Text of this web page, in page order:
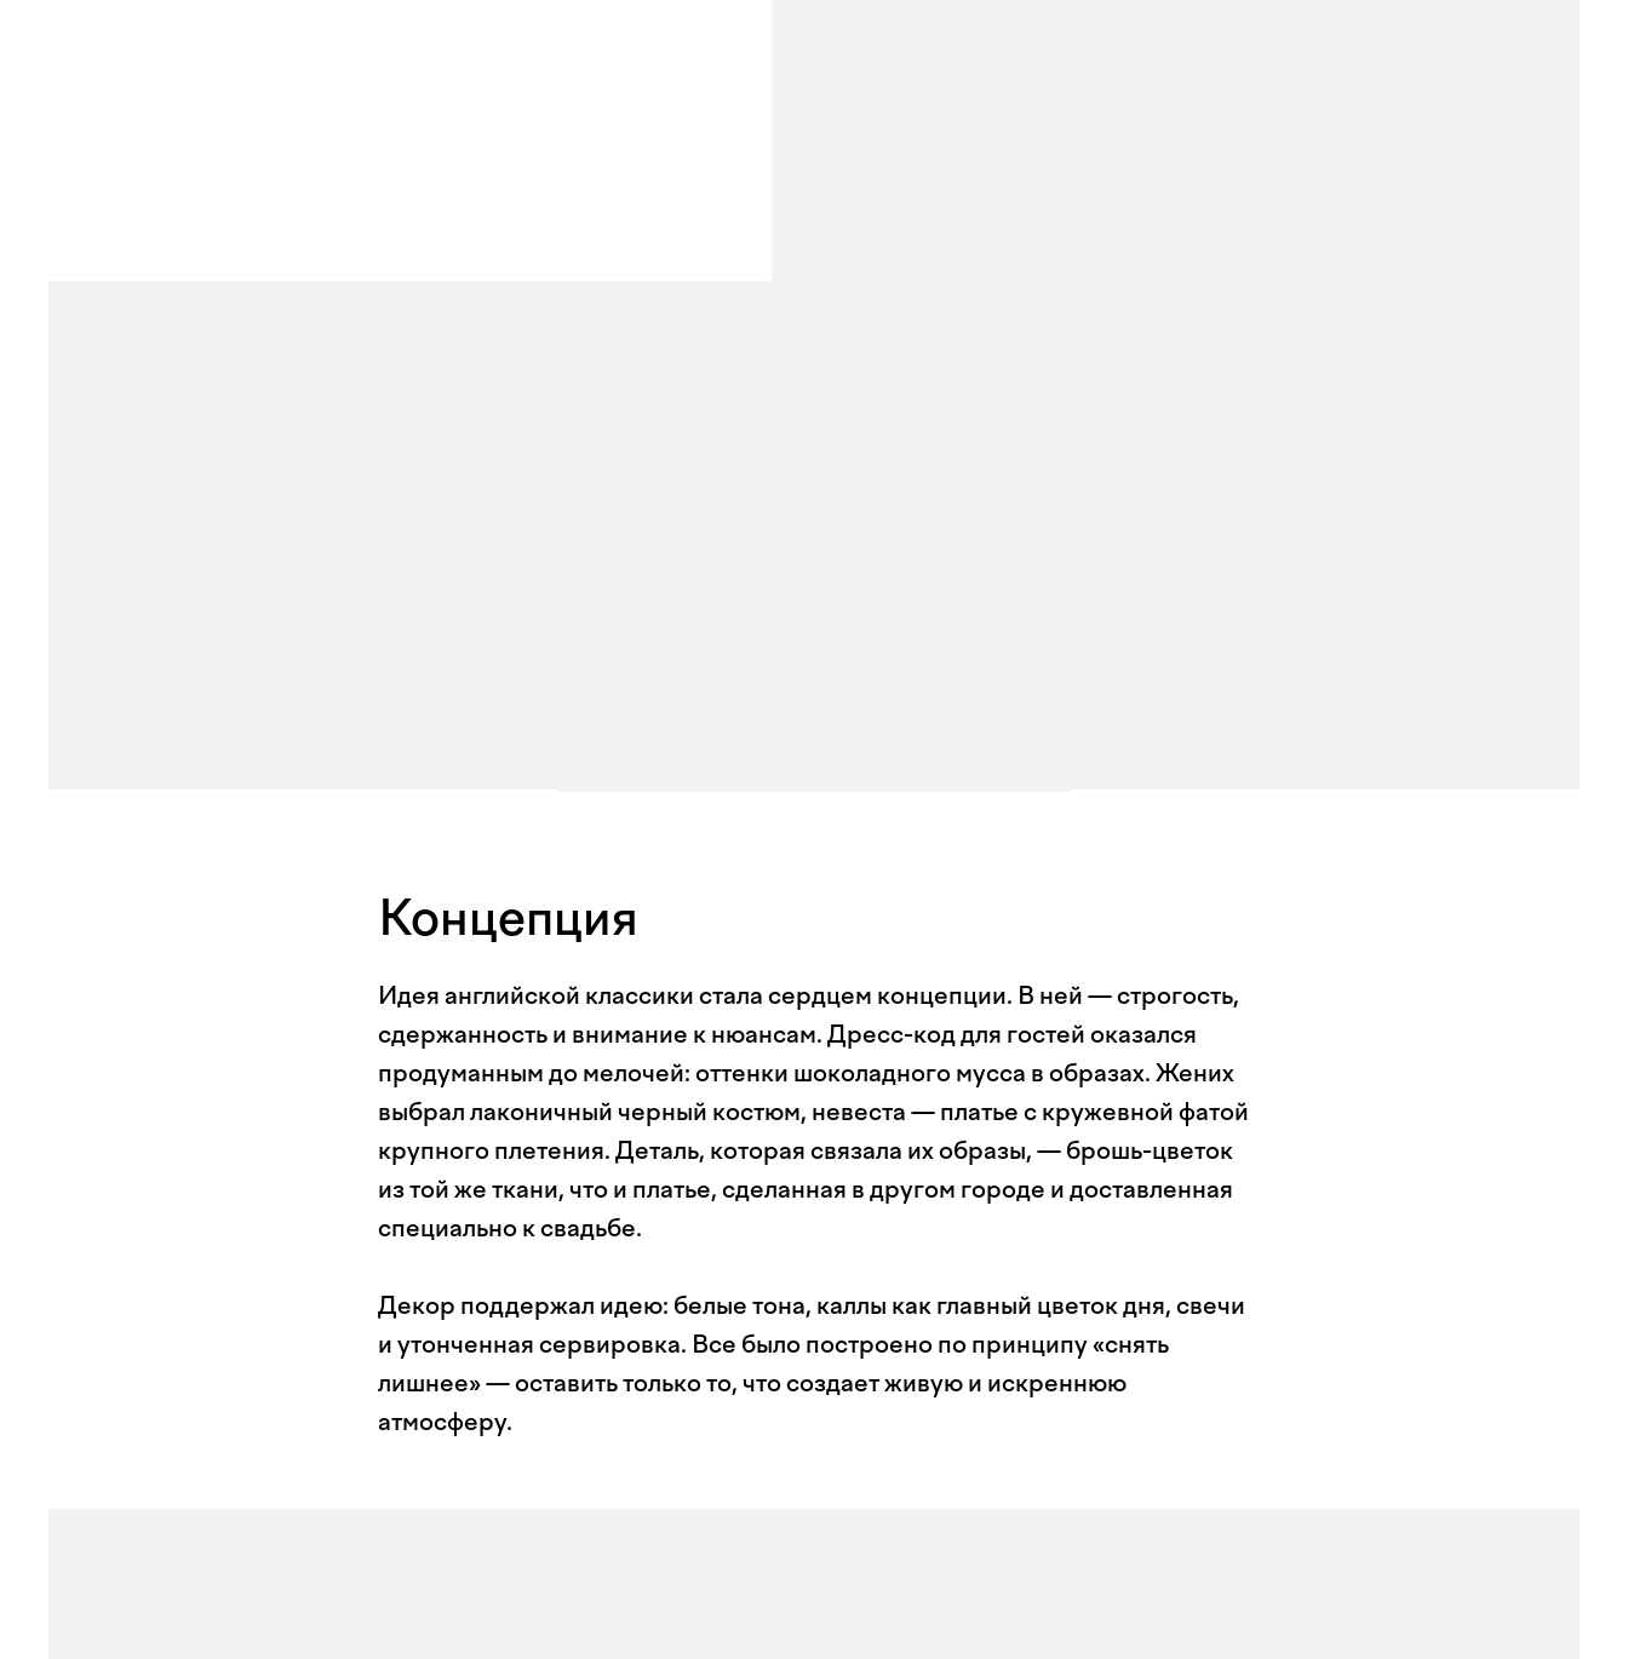
Концепция
Идея английской классики стала сердцем концепции. В ней — строгость,
сдержанность и внимание к нюансам. Дресс-код для гостей оказался
продуманным до мелочей: оттенки шоколадного мусса в образах. Жених
выбрал лаконичный черный костюм, невеста — платье с кружевной фатой
крупного плетения. Деталь, которая связала их образы, — брошь-цветок
из той же ткани, что и платье, сделанная в другом городе и доставленная
специально к свадьбе.
Декор поддержал идею: белые тона, каллы как главный цветок дня, свечи
и утонченная сервировка. Все было построено по принципу «снять
лишнее» — оставить только то, что создает живую и искреннюю
атмосферу.